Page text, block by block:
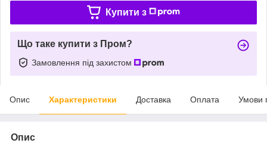
Купити з
Що таке купити з Пром?
Замовлення під захистом
Опис Характеристики Доставка Оплата Умови
Опис